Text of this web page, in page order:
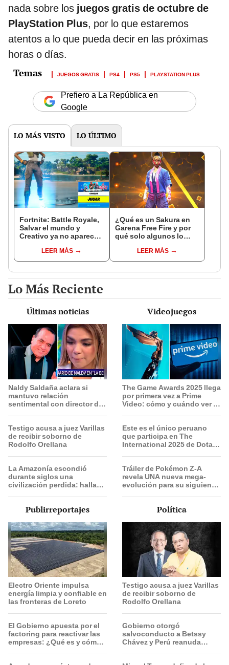
nada sobre los juegos gratis de octubre de
PlayStation Plus, por lo que estaremos
atentos a lo que pueda decir en las próximas
horas o días.
JUEGOS GRATIS PS4 PS5 PLAYSTATION PLUS
Prefiero a La República en
Google
LO MÁS VISTO LO ÚLTIMO
Fortnite: Battle Royale,
Salvar el mundo y
Creativo ya no aparecen
selecciónLEER MÁS
¿Qué es un Sakura en
Garena Free Fire y por
qué solo algunos lo
LEER MÁS
Lo Más Reciente
Últimas noticias
Naldy Saldaña aclara si
mantuvo relación
sentimental con director de
tocamientos: “Me parece
muy bajo”
Testigo acusa a juez Varillas
de recibir soborno de
Rodolfo Orellana
La Amazonía escondió
durante siglos una
civilización perdida: hallan
que podrían cambiar su
Videojuegos
The Game Awards 2025 llega
por primera vez a Prime
Video: cómo y cuándo ver el
Este es el único peruano
que participa en The
International 2025 de Dota 2
Tráiler de Pokémon Z-A
revela UNA nueva mega-
evolución para su siguiente
Publirreportajes
Electro Oriente impulsa
energía limpia y confiable en
las fronteras de Loreto
El Gobierno apuesta por el
factoring para reactivar las
empresas: ¿Qué es y cómo
Política
Testigo acusa a juez Varillas
de recibir soborno de
Rodolfo Orellana
Gobierno otorgó
salvoconducto a Betssy
Chávez y Perú reanuda